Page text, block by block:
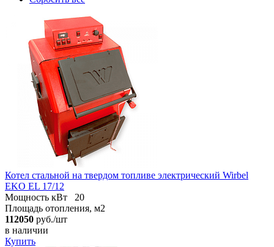
Котел стальной на твердом топливе электрический Wirbel
EKO EL 17/12
Мощность кВт
20
Площадь отопления, м2
112050 руб./шт
в наличии
Купить